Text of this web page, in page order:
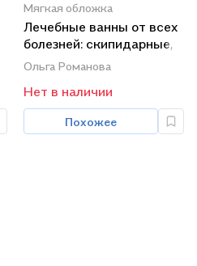
Мягкая обложка
Лечебные ванны от всех
болезней: скипидарные,
травяные, солевые
Ольга Романова
Нет в наличии
Похожее